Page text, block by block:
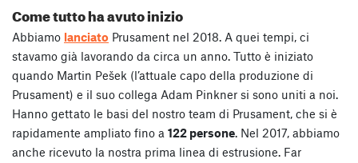
Come tutto ha avuto inizio
Abbiamo lanciato Prusament nel 2018. A quei tempi, ci
stavamo già lavorando da circa un anno. Tutto è iniziato
quando Martin Pešek (l’attuale capo della produzione di
Prusament) e il suo collega Adam Pinkner si sono uniti a noi.
Hanno gettato le basi del nostro team di Prusament, che si è
rapidamente ampliato fino a 122 persone. Nel 2017, abbiamo
anche ricevuto la nostra prima linea di estrusione. Far